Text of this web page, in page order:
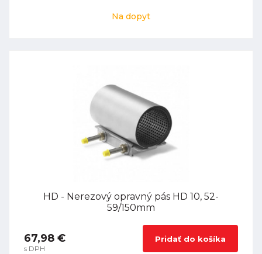
Na dopyt
HD - Nerezový opravný pás HD 10, 52-
59/150mm
67,98 €
s DPH
Pridať do košíka